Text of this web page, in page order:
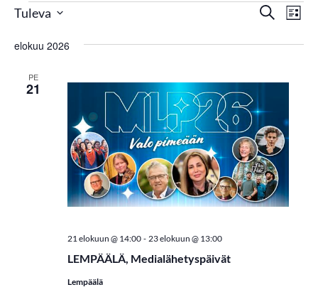
T
a
a
h
t
u
m
Etsi
Lista
Tuleva
päivä.
elokuu 2026
PE
21
LEMPÄÄLÄ, Medialähetyspäivät
21 elokuun @ 14:00 - 23 elokuun @ 13:00
Lempäälä